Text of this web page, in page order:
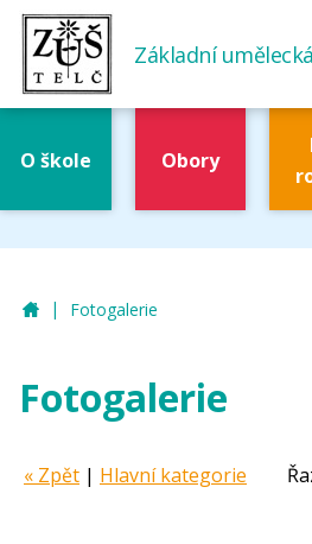
Základní
O škole Obory
ZUŠ Telč
| Fotogalerie
Fotogalerie
« Zpět | Hlavní kategorie